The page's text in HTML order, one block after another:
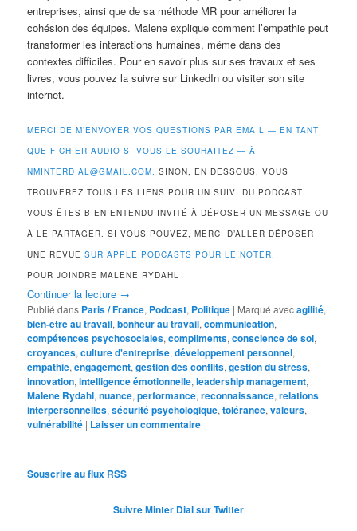
entreprises, ainsi que de sa méthode MR pour améliorer la
cohésion des équipes. Malene explique comment l’empathie peut
transformer les interactions humaines, même dans des
contextes difficiles. Pour en savoir plus sur ses travaux et ses
livres, vous pouvez la suivre sur LinkedIn ou visiter son site
internet.
MERCI DE M’ENVOYER VOS QUESTIONS PAR EMAIL — EN TANT
QUE FICHIER AUDIO SI VOUS LE SOUHAITEZ — À
NMINTERDIAL@GMAIL.COM. SINON, EN DESSOUS, VOUS
TROUVEREZ TOUS LES LIENS POUR UN SUIVI DU PODCAST.
VOUS ÊTES BIEN ENTENDU INVITÉ À DÉPOSER UN MESSAGE OU
À LE PARTAGER. SI VOUS POUVEZ, MERCI D’ALLER DÉPOSER
UNE REVUESUR APPLE PODCASTS POUR LE NOTER.
POUR JOINDRE MALENE RYDAHL
Continuer la lecture →
Publié dans Paris / France, Podcast, Politique | Marqué avecagilité,
bien-être au travail,bonheur au travail,communication,
compétences psychosociales,compliments,conscience de soi,
croyances,culture d'entreprise,développement personnel,
empathie,engagement,gestion des conflits,gestion du stress,
innovation,intelligence émotionnelle,leadership management,
Malene Rydahl,nuance,performance,reconnaissance,relations
interpersonnelles,sécurité psychologique,tolérance,valeurs,
vulnérabilité | Laisser un commentaire
Souscrire au flux RSS
Suivre Minter Dial sur Twitter